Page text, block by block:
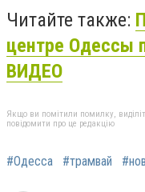
Читайте также:
центре Одессы
ВИДЕО
Якщо ви помітили помилку,
повідомити про це редакцію
#Одесса #трамвай